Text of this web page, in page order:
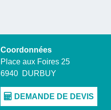
Coordonnées
Place aux Foires 25
6940 DURBUY